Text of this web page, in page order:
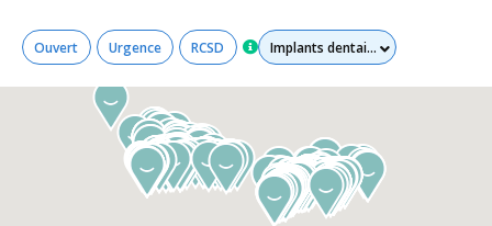
Ouvert Urgence RCSD Tous les services